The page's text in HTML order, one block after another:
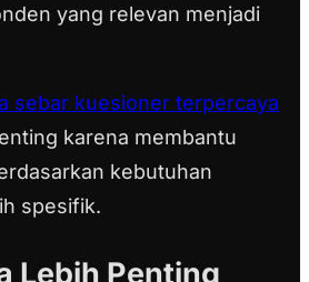
yang relevan menjadi
sebar kuesioner terpercaya
karena membantu
kebutuhan
spesifik.
Lebih Penting